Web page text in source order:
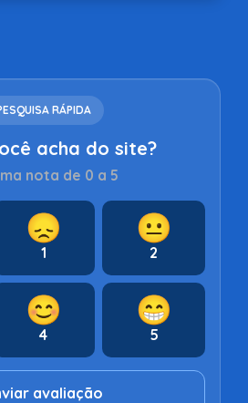
RÁPIDA
acha do site?
nota de 0 a 5
😞
1
😐
2
😊
4
😁
5
avaliação